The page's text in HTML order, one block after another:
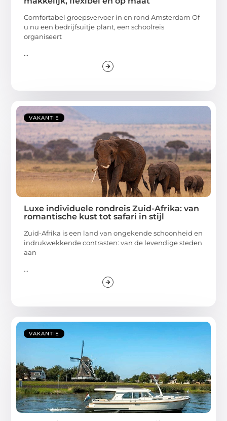
Comfortabel groepsvervoer in en rond Amsterdam Of
u nu een bedrijfsuitje plant, een schoolreis
organiseert
...
VAKANTIE
Luxe individuele rondreis Zuid-Afrika: van
romantische kust tot safari in stijl
Zuid-Afrika is een land van ongekende schoonheid en
indrukwekkende contrasten: van de levendige steden
aan
...
VAKANTIE